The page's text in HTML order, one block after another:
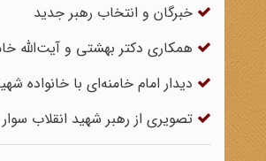
خبرگان و انتخاب رهبر جدید
همکاری دکتر بهشتی و آیت‌الله
دیدار امام خامنه‌ای با خانواده
تصویری از رهبر شهید انقلاب سوار